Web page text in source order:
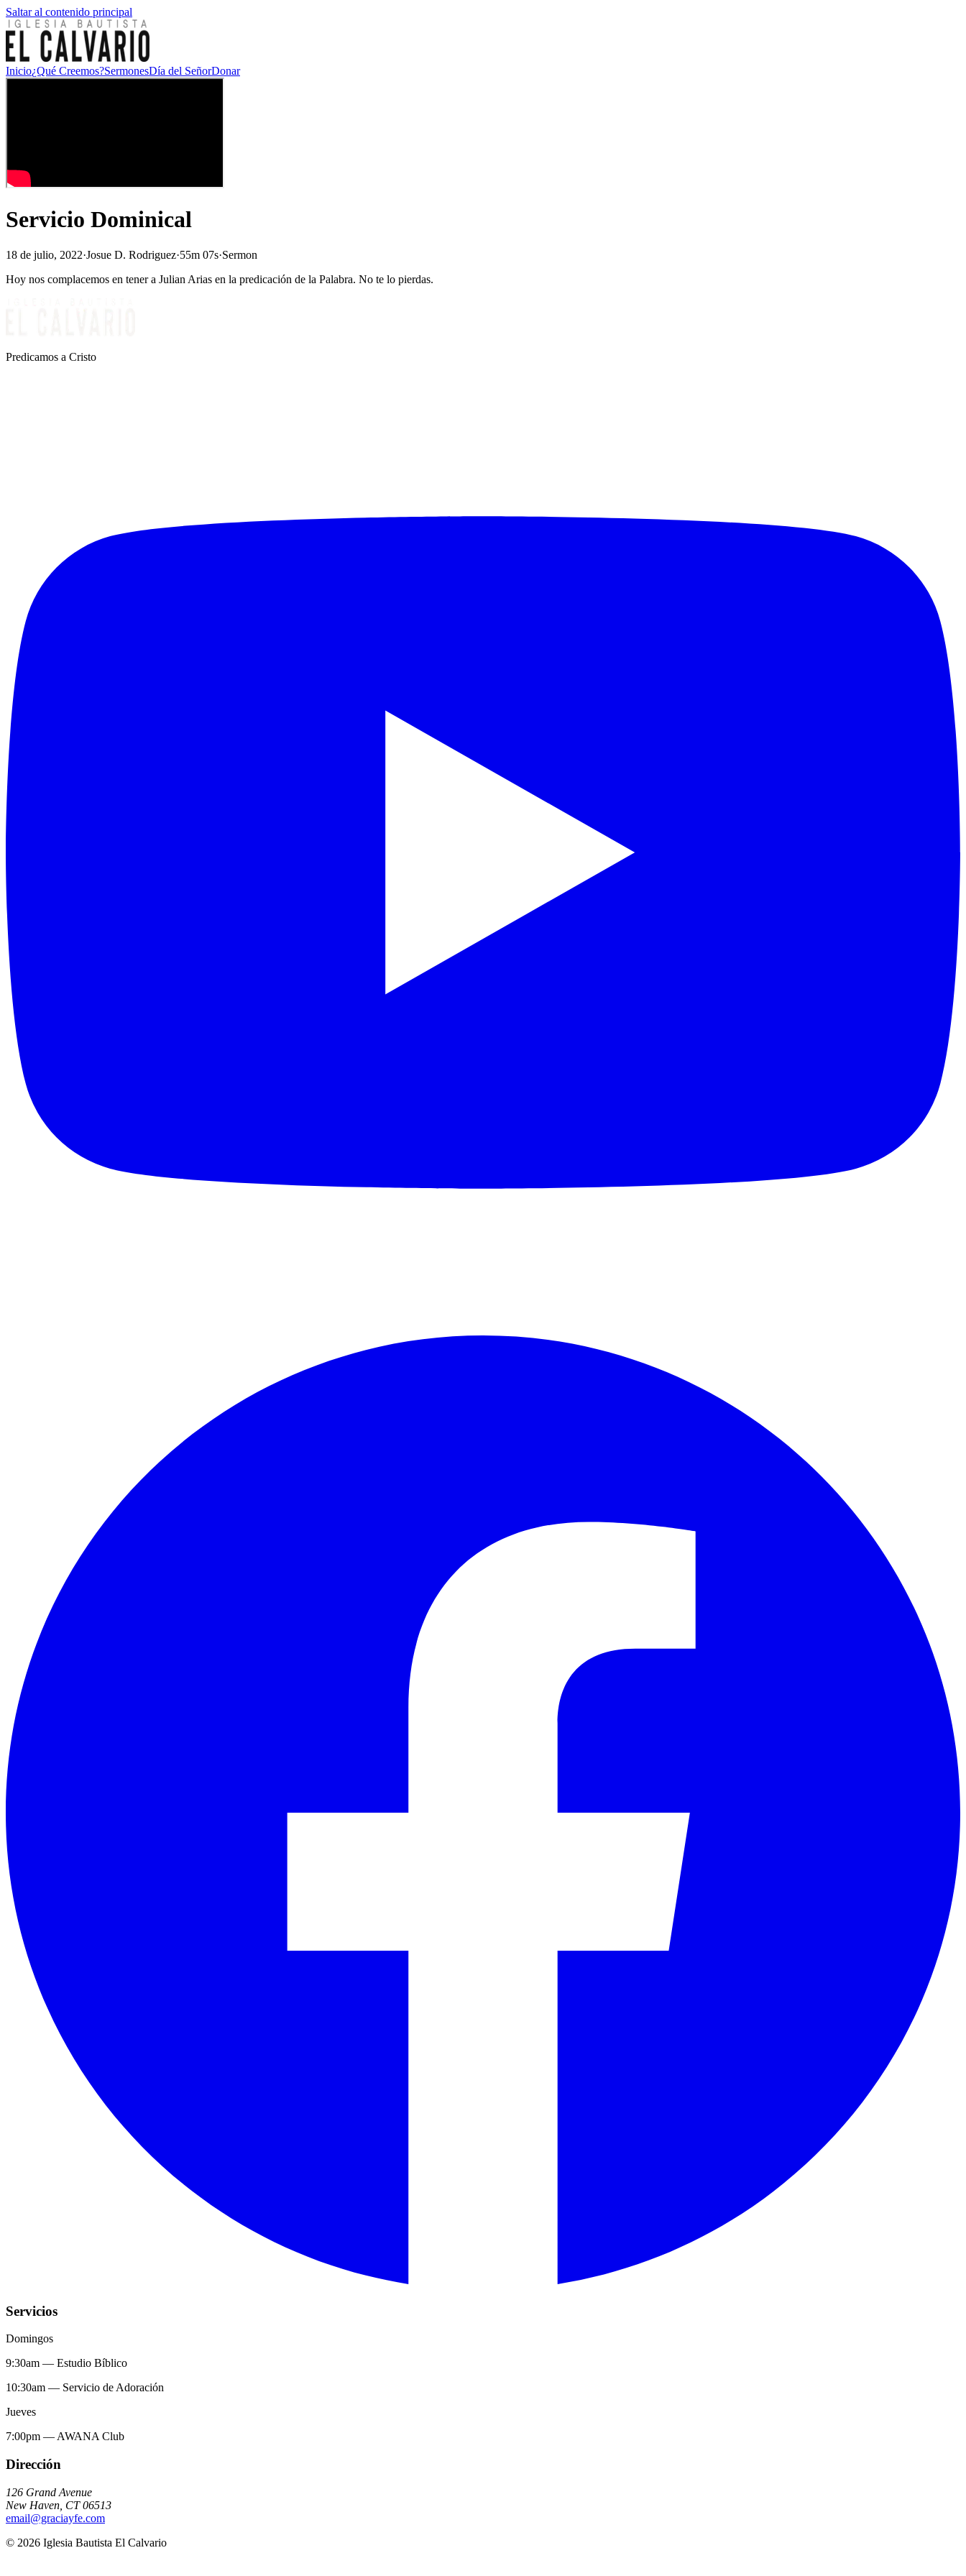
Saltar al contenido principal
Inicio¿Qué Creemos?SermonesDía del SeñorDonar
Servicio Dominical
18 de julio, 2022·Josue D. Rodriguez·55m 07s·Sermon
Hoy nos complacemos en tener a Julian Arias en la predicación de la Palabra. No te lo pierdas.
Predicamos a Cristo
Servicios
Domingos
9:30am — Estudio Bíblico
10:30am — Servicio de Adoración
Jueves
7:00pm — AWANA Club
Dirección
126 Grand Avenue
New Haven CT 06513
email@graciayfe.com
© 2026 Iglesia Bautista El Calvario